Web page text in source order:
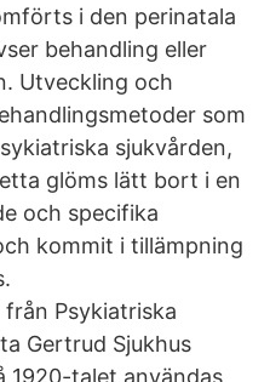
i den perinatala
behandling eller
Utveckling och
som
sjukvården,
glöms lätt bort i en
och specifika
kommit i tillämpning
Psykiatriska
Gertrud Sjukhus
1920-talet användas